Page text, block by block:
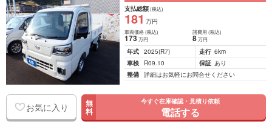
支払総額(税込)
181 万円
車両価格(税込)
173万円
諸費用 (税込)
8 万円
年式 2025(R7) 走行 6km
車検
R09.10 保証 あり
整備 詳細はお気軽にお問合せください
お気に入り 無
料
今すぐ在庫確認・見積り依頼
電話する